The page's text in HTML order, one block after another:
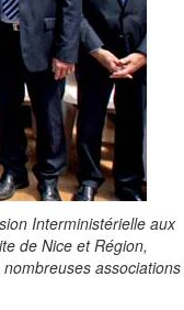
Interministérielle aux
de Nice et Région,
associations